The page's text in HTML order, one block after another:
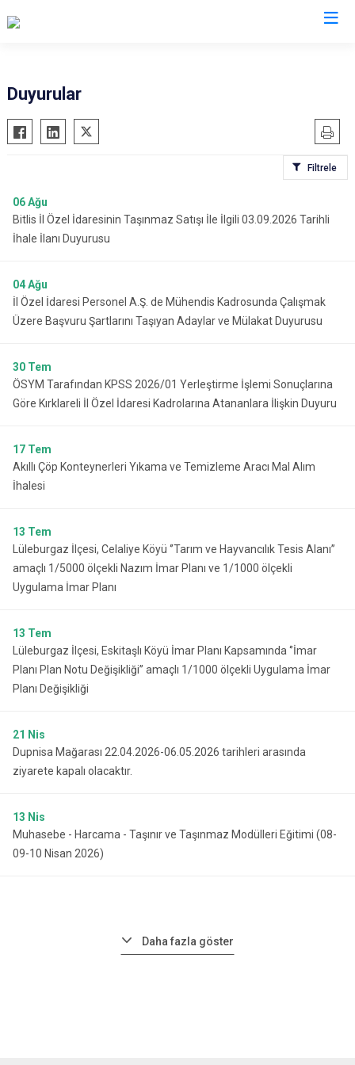
Duyurular
Filtrele
06Ağu
Bitlis İl Özel İdaresinin Taşınmaz Satışı İle İlgili 03.09.2026 Tarihli
İhale İlanı Duyurusu
04Ağu
İl Özel İdaresi Personel A.Ş. de Mühendis Kadrosunda Çalışmak
Üzere Başvuru Şartlarını Taşıyan Adaylar ve Mülakat Duyurusu
30 Tem
ÖSYM Tarafından KPSS 2026/01 Yerleştirme İşlemi Sonuçlarına
Göre Kırklareli İl Özel İdaresi Kadrolarına Atananlara İlişkin Duyuru
17 Tem
Akıllı Çöp Konteynerleri Yıkama ve Temizleme Aracı Mal Alım
İhalesi
13 Tem
Lüleburgaz İlçesi, Celaliye Köyü ‘’Tarım ve Hayvancılık Tesis Alanı’’
amaçlı 1/5000 ölçekli Nazım İmar Planı ve 1/1000 ölçekli
Uygulama İmar Planı
13 Tem
Lüleburgaz İlçesi, Eskitaşlı Köyü İmar Planı Kapsamında ‘’İmar
Planı Plan Notu Değişikliği’’ amaçlı 1/1000 ölçekli Uygulama İmar
Planı Değişikliği
21 Nis
Dupnisa Mağarası 22.04.2026-06.05.2026 tarihleri arasında
ziyarete kapalı olacaktır.
13 Nis
Muhasebe - Harcama - Taşınır ve Taşınmaz Modülleri Eğitimi (08-
09-10 Nisan 2026)
Daha fazla göster